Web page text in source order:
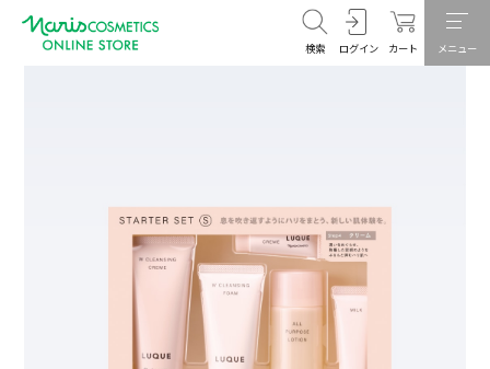
検索 ログイン カート メニュー